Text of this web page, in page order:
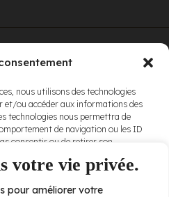
votre vie privée.
pour améliorer votre
nous utilisons des technologies
et/ou accéder aux informations des
technologies nous permettra de
de navigation ou les ID
consentir ou de retirer son
de-Boulogne, Laval QC H7N 0J7